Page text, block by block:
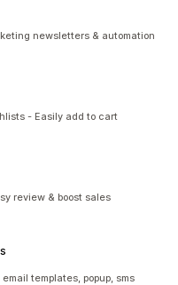
newsletters & automation
- Easily add to cart
review & boost sales
templates, popup, sms